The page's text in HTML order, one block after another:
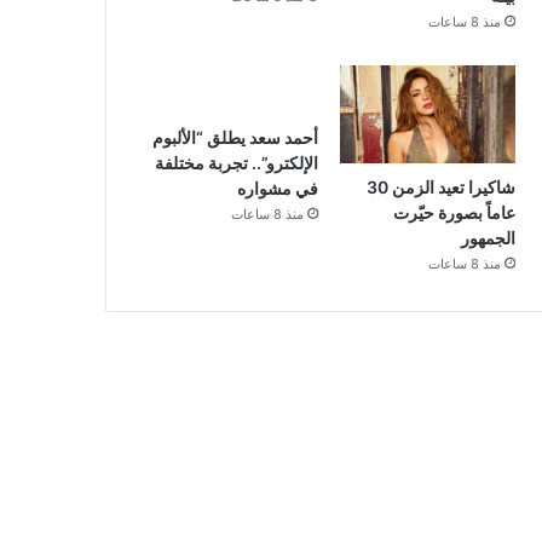
منذ 8 ساعات
شاكيرا تعيد الزمن 30
عاماً بصورة حيّرت
الجمهور
منذ 8 ساعات
أحمد سعد يطلق “الألبوم
الإلكترو”.. تجربة مختلفة
في مشواره
منذ 8 ساعات